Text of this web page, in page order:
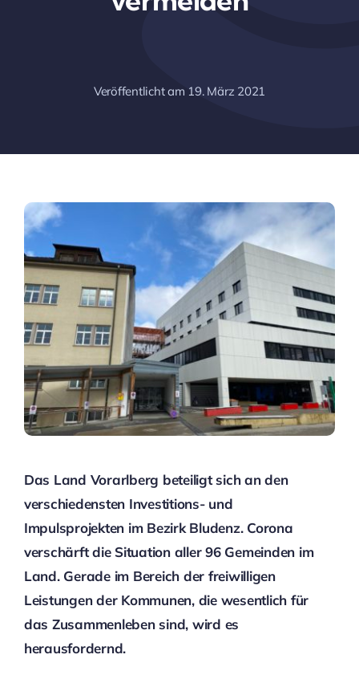
Veröffentlicht am 19. März 2021
Das Land Vorarlberg beteiligt sich an den
verschiedensten Investitions- und
Impulsprojekten im Bezirk Bludenz. Corona
verschärft die Situation aller 96 Gemeinden im
Land. Gerade im Bereich der freiwilligen
Leistungen der Kommunen, die wesentlich für
das Zusammenleben sind, wird es
herausfordernd.